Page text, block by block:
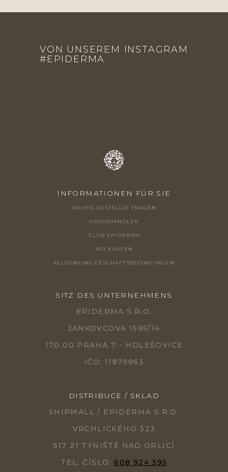
VON UNSEREM INSTAGRAM
#EPIDERMA
INFORMATIONEN FÜR SIE
HÄUFIG GESTELLTE FRAGEN
GROSSHÄNDLER
CLUB EPIDERMA
WO KAUFEN
ALLGEMEINE GESCHÄFTSBEDINGUNGEN
SITZ DES UNTERNEHMENS
EPIDERMA S.R.O.
JANKOVCOVA 1595/14
170 00 PRAHA 7 - HOLEŠOVICE
IČO: 11879963
DISTRIBUCE / SKLAD
SHIPMALL / EPIDERMA S.R.O.
VRCHLICKÉHO 323
517 21 TÝNIŠTĚ NAD ORLICÍ
TEL. ČÍSLO: 608 924 395